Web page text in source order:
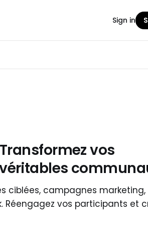
Sign in
vos
ciblées, campagnes marketing,
vos participants et